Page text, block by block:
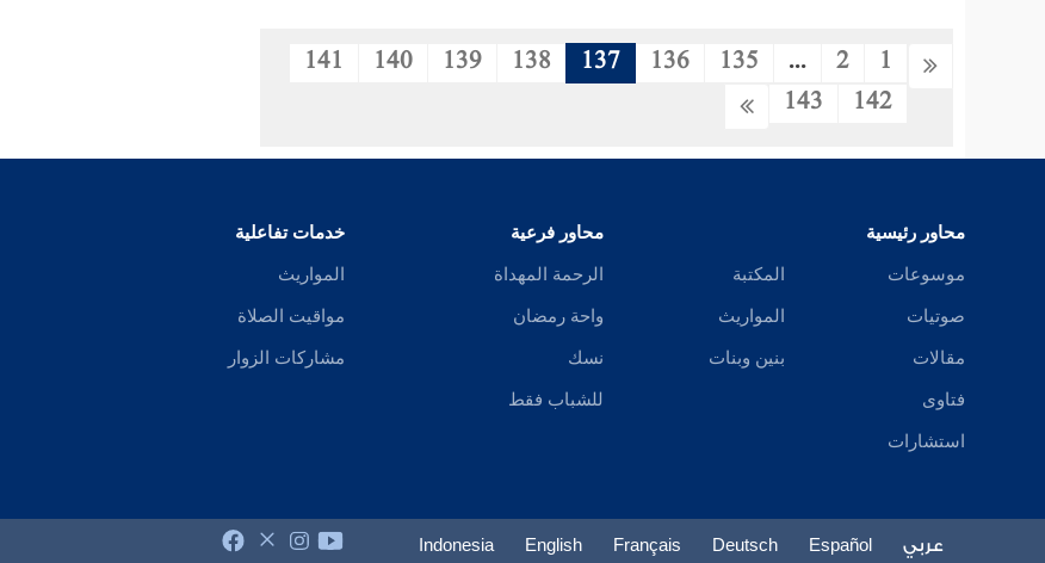
1
2
...
135
136
137
138
139
140
141
142
143
محاور رئيسية
موسوعات
صوتيات
مقالات
فتاوى
استشارات
المكتبة
المواريث
بنين وبنات
محاور فرعية
الرحمة المهداة
واحة رمضان
نسك
للشباب فقط
خدمات تفاعلية
المواريث
مواقيت الصلاة
مشاركات الزوار
عربي Español
Deutsch
Français
English
Indonesia